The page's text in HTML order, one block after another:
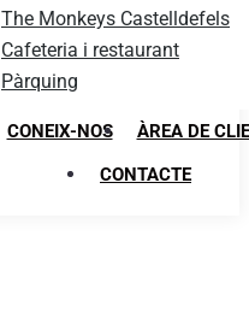
The Monkeys Castelldefels
Cafeteria i restaurant
Pàrquing
CONEIX-NOS
ÀREA DE
CONTACTE